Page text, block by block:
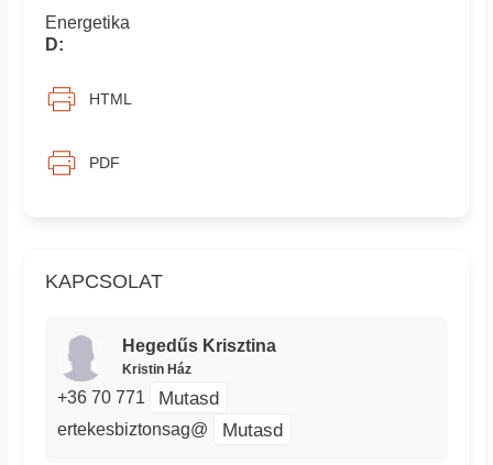
KAPCSOLAT
Hegedűs Krisztina
Kristin Ház
+36 70 771 Mutasd
ertekesbiztonsag@ Mutasd
Energetika
D:
HTML
PDF